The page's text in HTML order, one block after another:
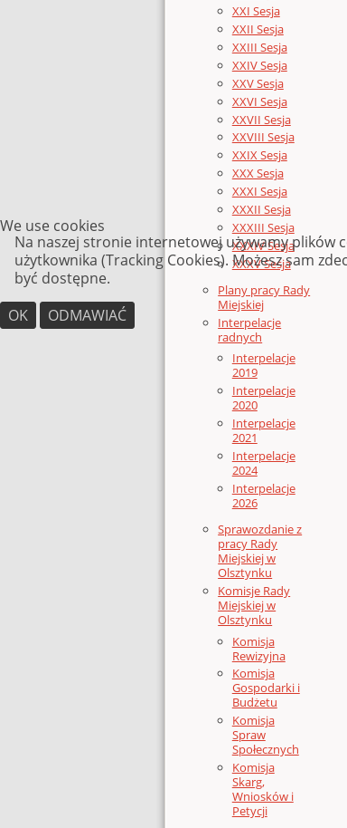
XXI Sesja
XXII Sesja
XXIII Sesja
XXIV Sesja
XXV Sesja
XXVI Sesja
XXVII Sesja
XXVIII Sesja
XXIX Sesja
XXX Sesja
XXXI Sesja
XXXII Sesja
XXXIII Sesja
XXXIV Sesja
XXXV Sesja
Plany pracy Rady
Miejskiej
Interpelacje
radnych
Interpelacje
2019
Interpelacje
2020
Interpelacje
2021
Interpelacje
2024
Interpelacje
2026
Sprawozdanie z
pracy Rady
Miejskiej w
Olsztynku
Komisje Rady
Miejskiej w
Olsztynku
Komisja
Rewizyjna
Komisja
Gospodarki i
Budżetu
Komisja
Spraw
Społecznych
Komisja
Skarg,
Wniosków i
Petycji
We use cookies
Na naszej stronie internetowej używamy plików
użytkownika (Tracking Cookies). Możesz sam
być dostępne.
OK
ODMAWIAĆ